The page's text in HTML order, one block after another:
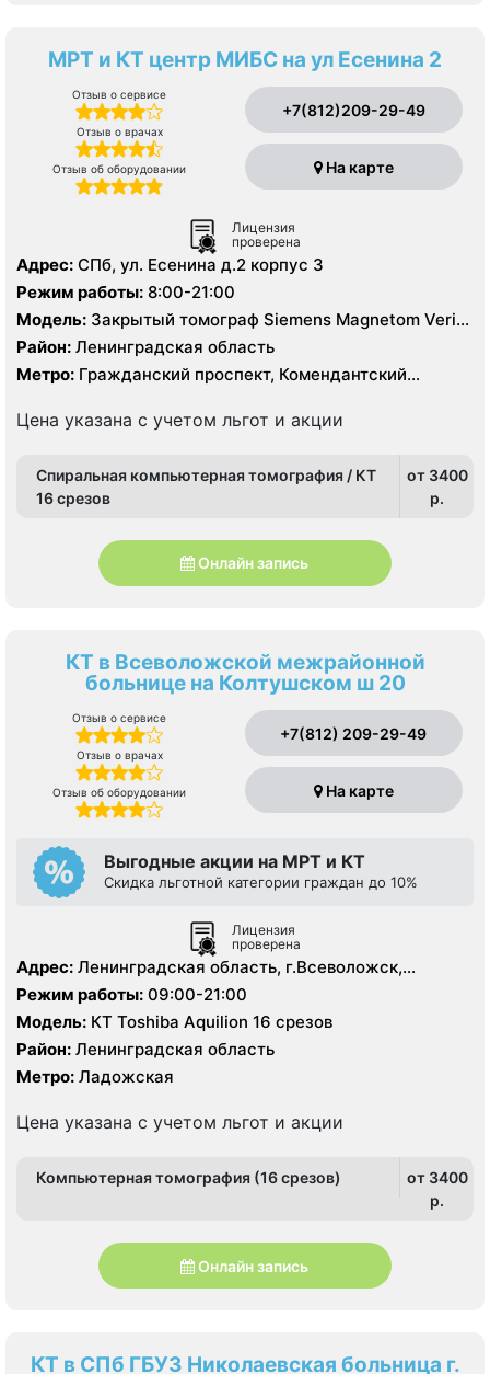
МРТ и КТ центр МИБС на ул Есенина 2
Отзыв о сервисе
Отзыв о врачах
Отзыв об оборудовании
+7(812)209-29-49
На карте
Лицензия
проверена
Адрес: СПб, ул. Есенина д.2 корпус 3
Режим работы: 8:00-21:00
Модель: Закрытый томограф Siemens Magnetom Verio
3 Тесла, КТ Siemens Biograph 64 реза
Район: Ленинградская область
Метро: Гражданский проспект, Комендантский
Политехническая, Проспект Просвещения, Удельная
Цена указана с учетом льгот и акции
Спиральная компьютерная томография / КТ
16 срезов
от 3400
p.
Онлайн запись
КТ в Всеволожской межрайонной
больнице на Колтушском ш 20
Отзыв о сервисе
Отзыв о врачах
Отзыв об оборудовании
+7(812) 209-29-49
На карте
Выгодные акции на МРТ и КТ
Скидка льготной категории граждан до 10%
Лицензия
проверена
Адрес: Ленинградская область, г.Всеволожск,
Колтушское шоссе, д. 20
Режим работы: 09:00-21:00
Модель: КТ Toshiba Aquilion 16 срезов
Район: Ленинградская область
Метро: Ладожская
Цена указана с учетом льгот и акции
Компьютерная томография (16 срезов)
от 3400
p.
Онлайн запись
КТ в СПб ГБУЗ Николаевская больница г.